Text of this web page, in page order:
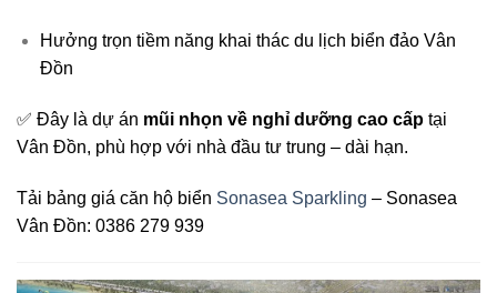
Hưởng trọn tiềm năng khai thác du lịch biển đảo Vân
Đồn
✅ Đây là dự án mũi nhọn về nghỉ dưỡng cao cấp tại
Vân Đồn, phù hợp với nhà đầu tư trung – dài hạn.
Tải bảng giá căn hộ biển Sonasea Sparkling – Sonasea
Vân Đồn: 0386 279 939